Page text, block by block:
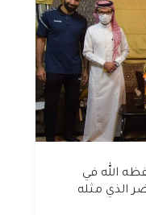
الله في
الذي مثله